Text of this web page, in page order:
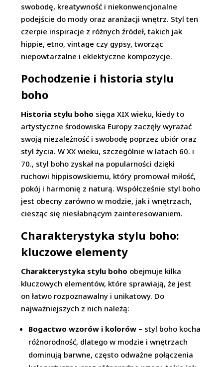
swobodę, kreatywność i niekonwencjonalne
podejście do mody oraz aranżacji wnętrz. Styl ten
czerpie inspiracje z różnych źródeł, takich jak
hippie, etno, vintage czy gypsy, tworząc
niepowtarzalne i eklektyczne kompozycje.
Pochodzenie i historia stylu
boho
Historia stylu boho sięga XIX wieku, kiedy to
artystyczne środowiska Europy zaczęły wyrażać
swoją niezależność i swobodę poprzez ubiór oraz
styl życia. W XX wieku, szczególnie w latach 60. i
70., styl boho zyskał na popularności dzięki
ruchowi hippisowskiemu, który promował miłość,
pokój i harmonię z naturą. Współcześnie styl boho
jest obecny zarówno w modzie, jak i wnętrzach,
ciesząc się niesłabnącym zainteresowaniem.
Charakterystyka stylu boho:
kluczowe elementy
Charakterystyka stylu boho obejmuje kilka
kluczowych elementów, które sprawiają, że jest
on łatwo rozpoznawalny i unikatowy. Do
najważniejszych z nich należą:
Bogactwo wzorów i kolorów – styl boho kocha
różnorodność, dlatego w modzie i wnętrzach
dominują barwne, często odważne połączenia